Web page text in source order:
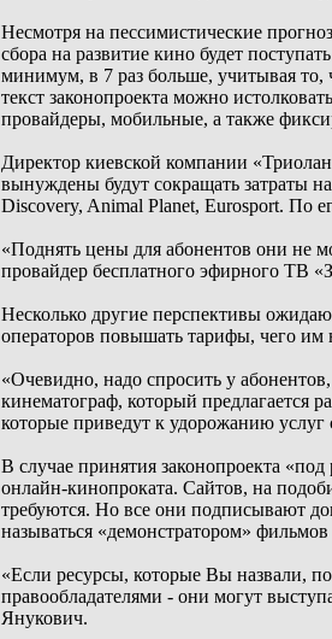
Несмотря на пессимистические
сбора на развитие кино будет
минимум, в 7 раз больше, учитывая
текст законопроекта можно
провайдеры, мобильные, а также
Директор киевской компании
вынуждены будут сокращать затраты
Discovery, Animal Planet, Eurosport. По
«Поднять цены для абонентов они не
провайдер бесплатного эфирного ТВ
Несколько другие перспективы
операторов повышать тарифы, чего им
«Очевидно, надо спросить у
кинематограф, который предлагается
которые приведут к удорожанию
В случае принятия законопроекта
онлайн-кинопроката. Сайтов, на
требуются. Но все они подписывают
называться «демонстратором»
«Если ресурсы, которые Вы назвали,
правообладателями - они могут
Янукович.